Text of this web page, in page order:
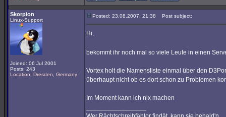
Skorpion
Linux-Support
Joined: 06 Jul 2001
Posts: 243
Location: Dresden, Germany
Posted: 23.08.2007, 21:38 Post subject:
Hi,
bekommt ihr noch mal so viele Leute in einen
Vortex holt die Namensliste einmal über den
überhaupt nicht ob es dort schon zu Problemen
Im Moment kann ich nix machen